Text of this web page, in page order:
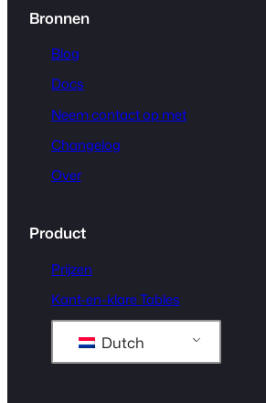
Bronnen
Blog
Docs
Neem contact op met
Changelog
Over
Product
Prijzen
Kant-en-klare Tables
Dutch